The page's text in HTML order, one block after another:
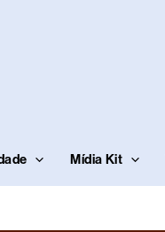
Mídia Kit